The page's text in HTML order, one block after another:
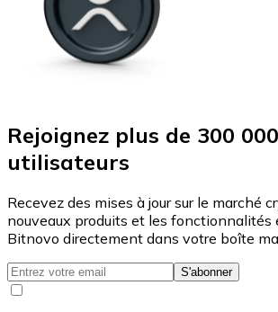
Rejoignez plus de 300 000
utilisateurs
Recevez des mises à jour sur le marché
nouveaux produits et les fonctionnalités
Bitnovo directement dans votre boîte
S'abonner